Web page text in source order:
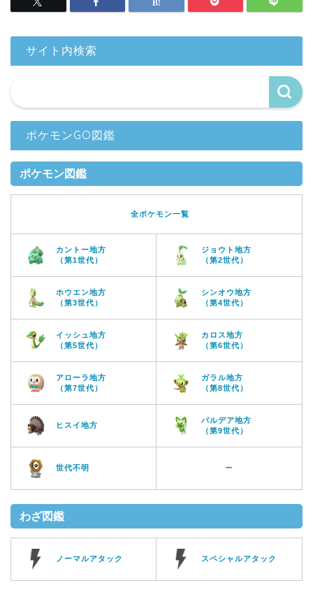
サイト内検索
ポケモンGO図鑑
ポケモン図鑑
全ポケモン一覧
カントー地方
（第1世代）
ジョウト地方
（第2世代）
ホウエン地方
（第3世代）
シンオウ地方
（第4世代）
イッシュ地方
（第5世代）
カロス地方
（第6世代）
アローラ地方
（第7世代）
ガラル地方
（第8世代）
ヒスイ地方
パルデア地方
（第9世代）
世代不明 ー
わざ図鑑
ノーマルアタック スペシャルアタック